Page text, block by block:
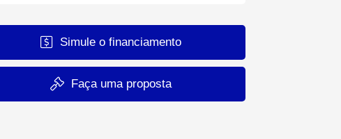
Simule o financiamento
Faça uma proposta